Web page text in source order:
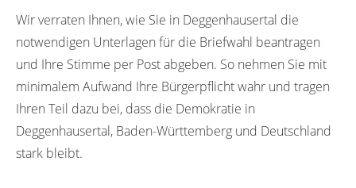
Wir verraten Ihnen, wie Sie in Deggenhausertal die
notwendigen Unterlagen für die Briefwahl beantragen
und Ihre Stimme per Post abgeben. So nehmen Sie mit
minimalem Aufwand Ihre Bürgerpflicht wahr und tragen
Ihren Teil dazu bei, dass die Demokratie in
Deggenhausertal, Baden-Württemberg und Deutschland
stark bleibt.